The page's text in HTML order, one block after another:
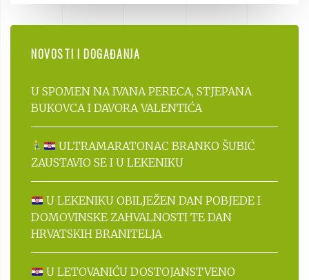
NOVOSTI I DOGAĐANJA
U SPOMEN NA IVANA PERECA, STJEPANA
BUKOVCA I DAVORA VALENTIĆA
ULTRAMARATONAC BRANKO ŠUBIĆ
ZAUSTAVIO SE I U LEKENIKU
U LEKENIKU OBILJEŽEN DAN POBJEDE I
DOMOVINSKE ZAHVALNOSTI TE DAN
HRVATSKIH BRANITELJA
U LETOVANIĆU DOSTOJANSTVENO